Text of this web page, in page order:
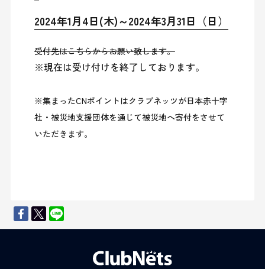
2024年1月4日(木)～2024年3月31日（日）
受付先はこちらからお願い致します。
※現在は受け付けを終了しております。
※集まったCNポイントはクラブネッツが日本赤十字
社・被災地支援団体を通じて被災地へ寄付をさせて
いただきます。